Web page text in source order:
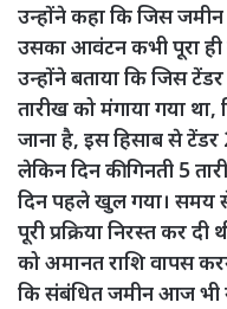
उन्होंने कहा कि जिस
उसका आवंटन कभी पूरा ही
उन्होंने बताया कि जिस
तारीख को मंगाया गया
जाना है, इस हिसाब से
लेकिन दिन की गिनती 5
दिन पहले खुल गया। समय
पूरी प्रक्रिया निरस्त कर
को अमानत राशि वापस
कि संबंधित जमीन आज भी